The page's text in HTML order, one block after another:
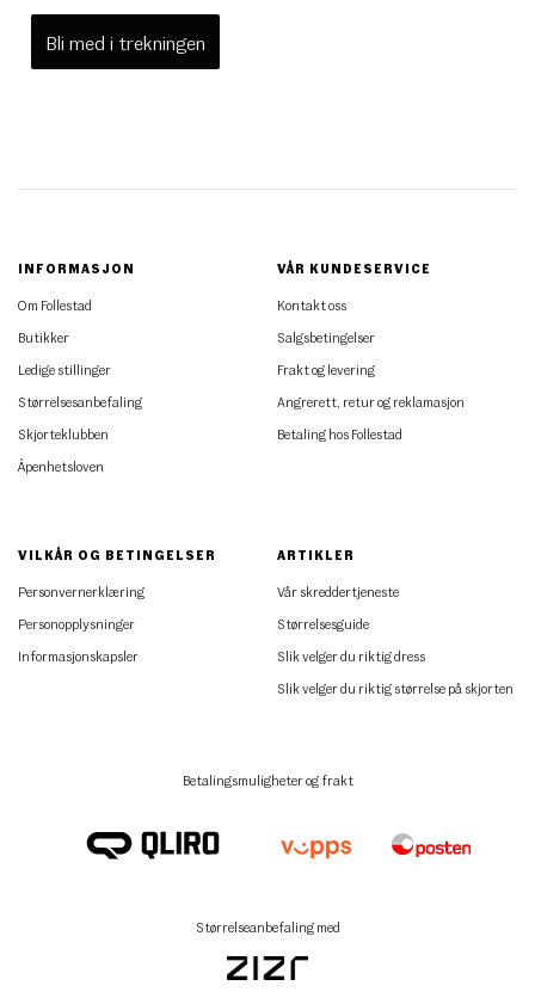
Bli med i trekningen
INFORMASJON
Om Follestad
Butikker
Ledige stillinger
Størrelsesanbefaling
Skjorteklubben
Åpenhetsloven
VÅR KUNDESERVICE
Kontakt oss
Salgsbetingelser
Frakt og levering
Angrerett, retur og reklamasjon
Betaling hos Follestad
VILKÅR OG BETINGELSER
Personvernerklæring
Personopplysninger
Informasjonskapsler
ARTIKLER
Vår skreddertjeneste
Størrelsesguide
Slik velger du riktig dress
Slik velger du riktig størrelse på skjorten
Betalingsmuligheter og frakt
Størrelseanbefaling med